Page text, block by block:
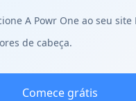
A Powr One ao seu site
de cabeça.
Comece grátis